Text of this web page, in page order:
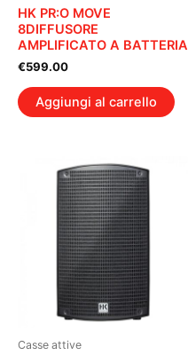
HK PR:O MOVE
8DIFFUSORE
AMPLIFICATO A BATTERIA
€599.00
Aggiungi al carrello
Casse attive